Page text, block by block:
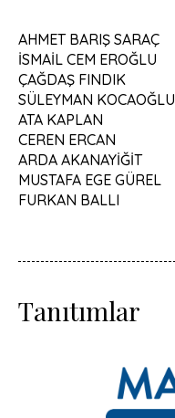
AHMET BARIŞ SARAÇ
İSMAİL CEM EROĞLU
ÇAĞDAŞ FINDIK
SÜLEYMAN KOCAOĞLU
ATA KAPLAN
CEREN ERCAN
ARDA AKANAYİĞİT
MUSTAFA EGE GÜREL
FURKAN BALLI
Tanıtımlar